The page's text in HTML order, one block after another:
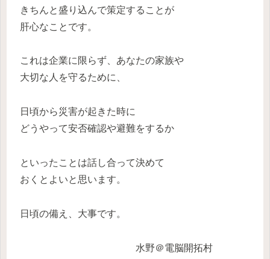
きちんと盛り込んで策定することが
肝心なことです。
これは企業に限らず、あなたの家族や
大切な人を守るために、
日頃から災害が起きた時に
どうやって安否確認や避難をするか
といったことは話し合って決めて
おくとよいと思います。
日頃の備え、大事です。
水野＠電脳開拓村